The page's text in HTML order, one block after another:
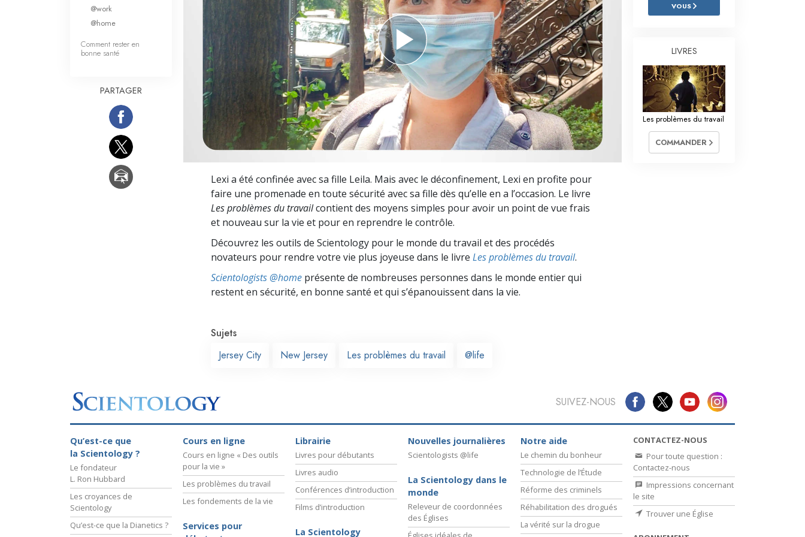
Qu’est-ce que la grandeur ? L’échelle des tons émotionnels
Réponses aux drogues
Les enfants
Des outils pour le monde du travail
L’éthique et les conditions
La raison de l’oppression
Les investigations
Lexi a été confinée avec sa fille Leila. Mais avec le déconfinement, Lexi en profite pour
faire une promenade en toute sécurité avec sa fille dès qu’elle en a l’occasion. Le livre
Les problèmes du travailcontient des moyens simples pour avoir un point de vue frais
et nouveau sur la vie et pour en reprendre le contrôle.
Découvrez les outils de Scientology pour le monde du travail et des procédés
novateurs pour rendre votre vie plus joyeuse dans le livre Les problèmes du travail.
Scientologists @home présente de nombreuses personnes dans le monde entier qui
restent en sécurité, en bonne santé et qui s’épanouissent dans la vie.
Sujets
Jersey City
New Jersey Les problèmes du travail @life
@work
@home
Comment rester en
bonne santé
PARTAGER
VOUS
LIVRES
Les problèmes du travail
COMMANDER
SUIVEZ-NOUS
Qu’est-ce que
la Scientology ?
Le fondateur
L. Ron Hubbard
Les croyances de
Scientology
Qu’est-ce que la Dianetics ?
Cours en ligne
Cours en ligne « Des outils
pour la vie »
Les problèmes du travail
Les fondements de la vie
Services pour
Librairie
Livres pour débutants
Livres audio
Conférences d’introduction
Films d’introduction
La Scientology
Nouvelles journalières
Scientologists @life
La Scientology dans le
monde
Releveur de coordonnées
des Églises
Notre aide
Le chemin du bonheur
Technologie de l’Étude
Réforme des criminels
Réhabilitation des drogués
La vérité sur la drogue
CONTACTEZ-NOUS
Pour toute question :
Contactez-nous
Impressions concernant
le site
Trouver une Église